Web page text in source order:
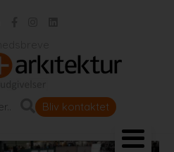
Bliv kontaktet